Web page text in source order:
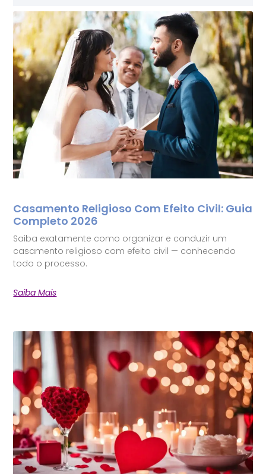
Casamento Religioso Com Efeito Civil: Guia
Completo 2026
Saiba exatamente como organizar e conduzir um
casamento religioso com efeito civil — conhecendo
todo o processo.
Saiba Mais